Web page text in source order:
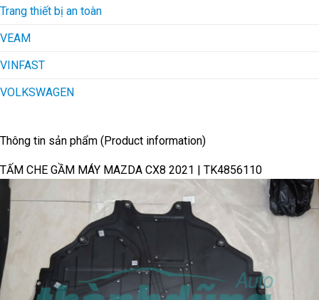
Trang thiết bị an toàn
VEAM
VINFAST
VOLKSWAGEN
Thông tin sản phẩm (Product information)
TẤM CHE GẦM MÁY MAZDA CX8 2021 | TK4856110